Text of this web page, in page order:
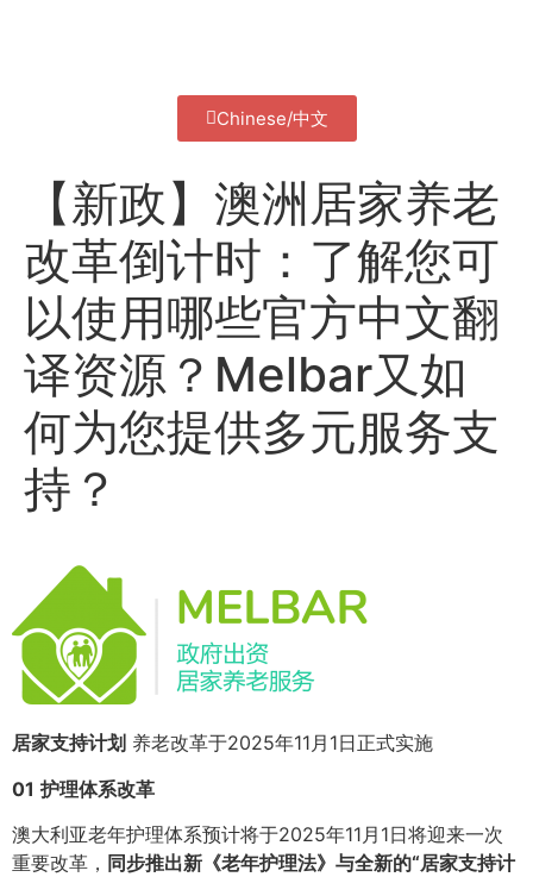
Chinese/中文
【新政】澳洲居家养老
改革倒计时：了解您可
以使用哪些官方中文翻
译资源？Melbar又如
何为您提供多元服务支
持？
居家支持计划 养老改革于2025年11月1日正式实施
01 护理体系改革
澳大利亚老年护理体系预计将于2025年11月1日将迎来一次
重要改革， 同步推出新《老年护理法》与全新的“居家支持计